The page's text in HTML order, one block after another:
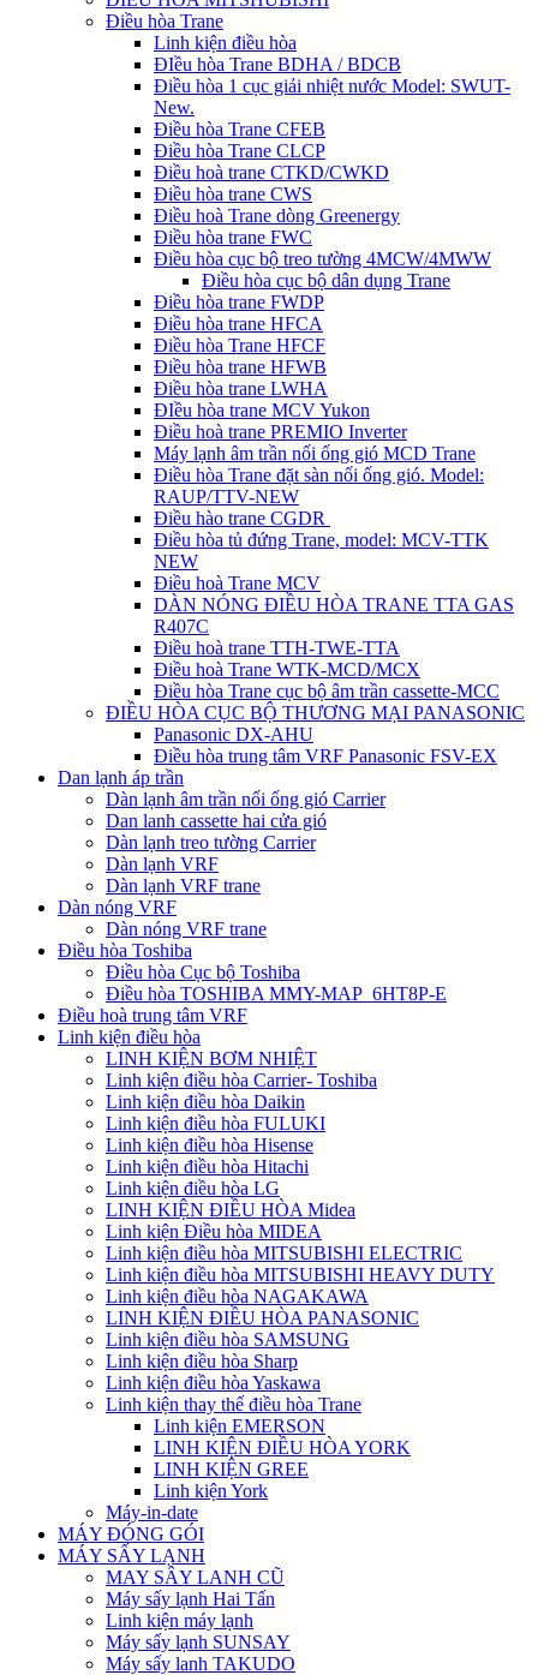
Điều hòa Trane
Linh kiện điều hòa
ĐIều hòa Trane BDHA / BDCB
Điều hòa 1 cục giải nhiệt nước Model: SWUT-
New.
Điều hòa Trane CFEB
Điều hòa Trane CLCP
Điều hoà trane CTKD/CWKD
Điều hòa trane CWS
Điều hoà Trane dòng Greenergy
Điều hòa trane FWC
Điều hòa cục bộ treo tường 4MCW/4MWW
Điều hòa cục bộ dân dụng Trane
Điều hòa trane FWDP
Điều hòa trane HFCA
Điều hòa Trane HFCF
Điều hòa trane HFWB
Điều hòa trane LWHA
ĐIều hòa trane MCV Yukon
Điều hoà trane PREMIO Inverter
Máy lạnh âm trần nối ống gió MCD Trane
Điều hòa Trane đặt sàn nối ống gió. Model:
RAUP/TTV-NEW
Điều hào trane CGDR
Điều hòa tủ đứng Trane, model: MCV-TTK
NEW
Điều hoà Trane MCV
DÀN NÓNG ĐIỀU HÒA TRANE TTA GAS
R407C
Điều hoà trane TTH-TWE-TTA
Điều hoà Trane WTK-MCD/MCX
Điều hòa Trane cục bộ âm trần cassette-MCC
ĐIỀU HÒA CỤC BỘ THƯƠNG MẠI PANASONIC
Panasonic DX-AHU
Điều hòa trung tâm VRF Panasonic FSV-EX
Dan lạnh áp trần
Dàn lạnh âm trần nối ống gió Carrier
Dan lanh cassette hai cửa gió
Dàn lạnh treo tường Carrier
Dàn lạnh VRF
Dàn lạnh VRF trane
Dàn nóng VRF
Dàn nóng VRF trane
Điều hòa Toshiba
Điều hòa Cục bộ Toshiba
Điều hòa TOSHIBA MMY-MAP_6HT8P-E
Điều hoà trung tâm VRF
Linh kiện điều hòa
LINH KIỆN BƠM NHIỆT
Linh kiện điều hòa Carrier- Toshiba
Linh kiện điều hòa Daikin
Linh kiện điều hòa FULUKI
Linh kiện điều hòa Hisense
Linh kiện điều hòa Hitachi
Linh kiện điều hòa LG
LINH KIỆN ĐIỀU HÒA Midea
Linh kiện Điều hòa MIDEA
Linh kiện điều hòa MITSUBISHI ELECTRIC
Linh kiện điều hòa MITSUBISHI HEAVY DUTY
Linh kiện điều hòa NAGAKAWA
LINH KIỆN ĐIỀU HÒA PANASONIC
Linh kiện điều hòa SAMSUNG
Linh kiện điều hòa Sharp
Linh kiện điều hòa Yaskawa
Linh kiện thay thế điều hòa Trane
Linh kiện EMERSON
LINH KIỆN ĐIỀU HÒA YORK
LINH KIỆN GREE
Linh kiện York
Máy-in-date
MÁY ĐÓNG GÓI
MÁY SẤY LẠNH
MAY SÂY LANH CŨ
Máy sấy lạnh Hai Tấn
Linh kiện máy lạnh
Máy sấy lạnh SUNSAY
Máy sấy lanh TAKUDO